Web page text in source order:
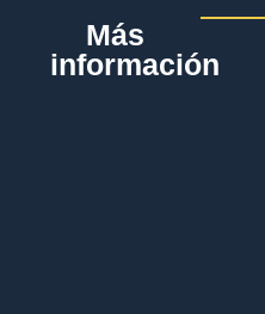
Más
información